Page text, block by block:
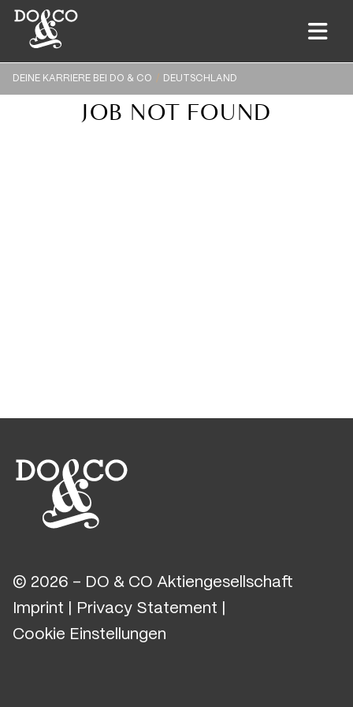
DEINE KARRIERE BEI DO & CO DEUTSCHLAND
JOB NOT FOUND
© 2026 - DO & CO Aktiengesellschaft
Imprint
Privacy Statement
Cookie Einstellungen